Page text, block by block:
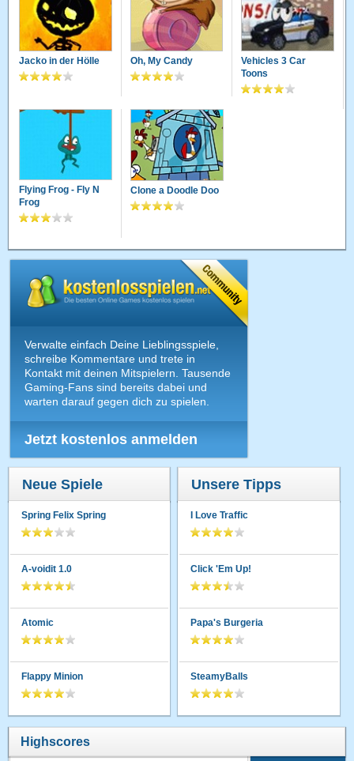
Jacko in der Hölle Oh, My Candy
Vehicles 3 Car
Toons
Flying Frog - Fly N
Frog
Clone a Doodle Doo
Verwalte einfach Deine Lieblingsspiele,
schreibe Kommentare und trete in
Kontakt mit deinen Mitspielern. Tausende
Gaming-Fans sind bereits dabei und
warten darauf gegen dich zu spielen.
Jetzt kostenlos anmelden
Neue Spiele
Spring Felix Spring
A-voidit 1.0
Atomic
Flappy Minion
Unsere Tipps
I Love Traffic
Click 'Em Up!
Papa's Burgeria
SteamyBalls
Highscores